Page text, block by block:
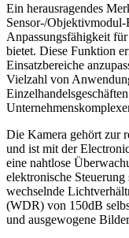
Ein herausragendes
Sensor-/
Anpassungsfähigkeit
bietet. Diese Funktion
Einsatzbereiche
Vielzahl von
Die Kamera gehört zur
und ist mit der
eine nahtlose
elektronische
wechselnde
(WDR) von 150dB
und ausgewogene